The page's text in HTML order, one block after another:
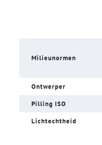
Milieunormen
Ontwerper
Pilling ISO
Lichtechtheid